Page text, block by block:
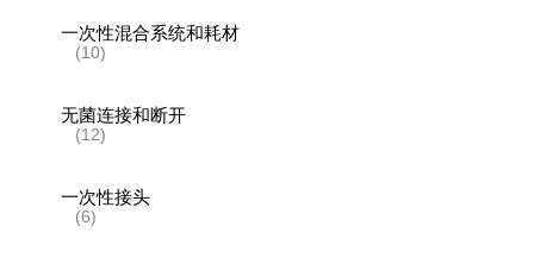
一次性混合系统和耗材
(10)
无菌连接和断开
(12)
一次性接头
(6)